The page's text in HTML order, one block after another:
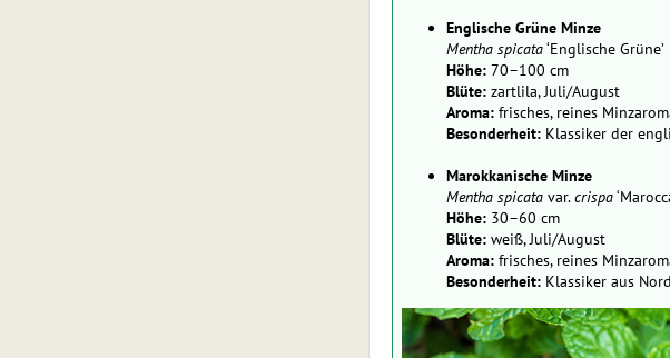
Englische Grüne Minze
Mentha spicata‘Englische Grüne’
Höhe:70–100 cm
Blüte:zartlila, Juli/August
Aroma:frisches, reines
Besonderheit:Klassiker der
Marokkanische Minze
Mentha spicatavar.crispa
Höhe:30–60 cm
Blüte:weiß, Juli/August
Aroma:frisches, reines
Besonderheit:Klassiker aus